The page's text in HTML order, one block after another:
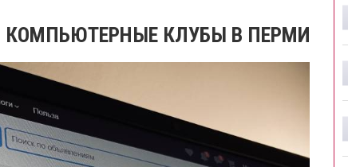
КОМПЬЮТЕРНЫЕ КЛУБЫ В ПЕРМИ